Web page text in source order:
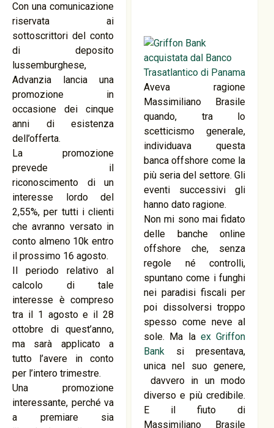
Con una comunicazione
riservata ai
sottoscrittori del conto
di deposito
lussemburghese,
Advanzia lancia una
promozione in
occasione dei cinque
anni di esistenza
dell’offerta.
La promozione
prevede il
riconoscimento di un
interesse lordo del
2,55%, per tutti i clienti
che avranno versato in
conto almeno 10k entro
il prossimo 16 agosto.
Il periodo relativo al
calcolo di tale
interesse è compreso
tra il 1 agosto e il 28
ottobre di quest’anno,
ma sarà applicato a
tutto l’avere in conto
per l’intero trimestre.
Una promozione
interessante, perché va
a premiare sia
Aveva ragione
Massimiliano Brasile
quando, tra lo
scetticismo generale,
individuava questa
banca offshore come la
più seria del settore. Gli
eventi successivi gli
hanno dato ragione.
Non mi sono mai fidato
delle banche online
offshore che, senza
regole né controlli,
spuntano come i funghi
nei paradisi fiscali per
poi dissolversi troppo
spesso come neve al
sole. Ma la ex Griffon
Bank si presentava,
unica nel suo genere,
davvero in un modo
diverso e più credibile.
E il fiuto di
Massimiliano Brasile